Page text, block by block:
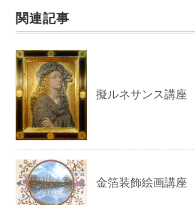
関連記事
擬ルネサンス講座
金箔装飾絵画講座